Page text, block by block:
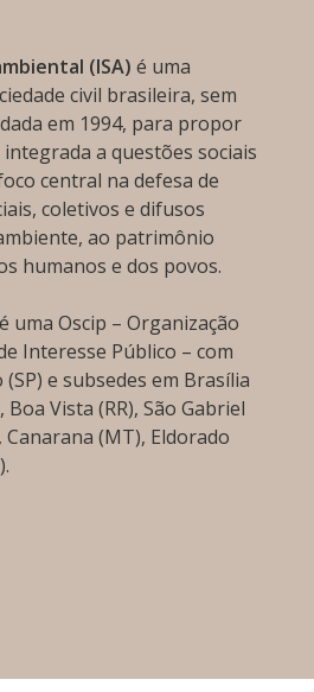
(ISA) é uma
civil brasileira, sem
em 1994, para propor
a questões sociais
central na defesa de
coletivos e difusos
ao patrimônio
humanos e dos povos.
uma Oscip – Organização
Interesse Público – com
e subsedes em Brasília
Vista (RR), São Gabriel
Canarana (MT), Eldorado